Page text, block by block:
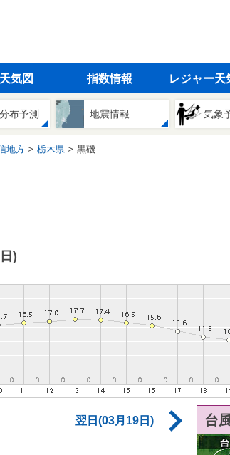
天気図 指数情報 レジャー天
布予測 地震情報 気象
地方 栃木県 黒磯
)
翌日(03月19日) 台